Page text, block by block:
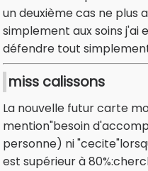
un deuxième cas ne plus
simplement aux soins j'ai
défendre tout
miss calissons
La nouvelle futur carte
mention"besoin
personne) ni
est supérieur à